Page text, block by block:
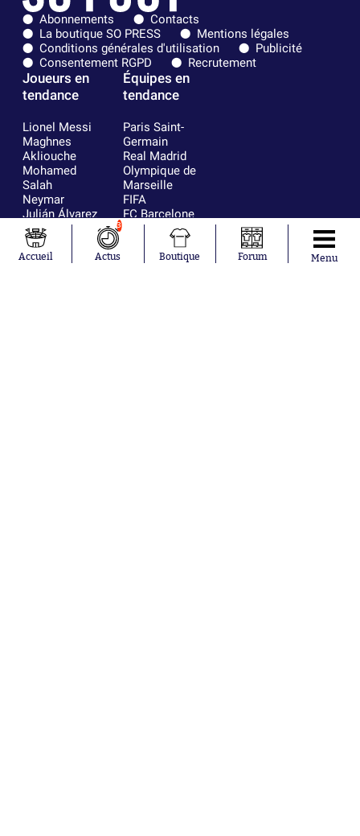
Abonnements
Contacts
La boutique SO PRESS
Mentions légales
Conditions générales d'utilisation
Publicité
Consentement RGPD
Recrutement
Joueurs en
tendance
Lionel Messi
Maghnes
Akliouche
Mohamed
Salah
Neymar
Julián Álvarez
Ferrán Torres
Kilian Corredor
Franco
Équipes en
tendance
Paris Saint-
Germain
Real Madrid
Olympique de
Marseille
FIFA
FC Barcelone
Argentine
Olympique
lyonnais
Accueil
3
Actus Boutique Forum Menu